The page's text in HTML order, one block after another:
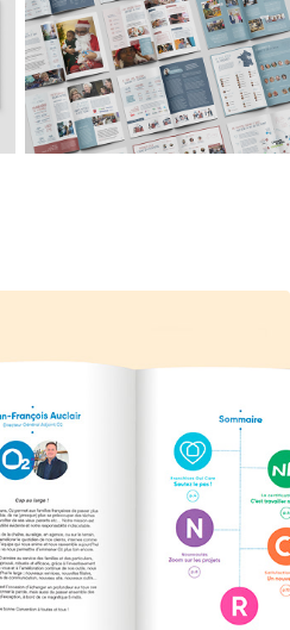
Service